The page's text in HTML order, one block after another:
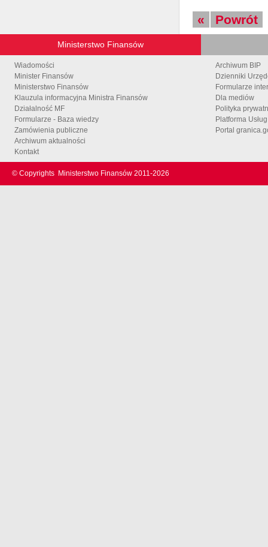
« Powrót
Ministerstwo Finansów
Wiadomości
Minister Finansów
Ministerstwo Finansów
Klauzula informacyjna Ministra Finansów
Działalność MF
Formularze - Baza wiedzy
Zamówienia publiczne
Archiwum aktualności
Kontakt
Archiwum BIP
Dzienniki
Formularze
Dla mediów
Polityka
Platforma
Portal
© Copyrights Ministerstwo Finansów 2011-2026